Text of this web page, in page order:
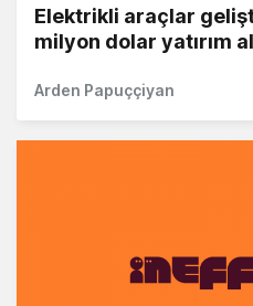
Elektrikli araçlar
milyon dolar yatırım
Arden Papuççiyan